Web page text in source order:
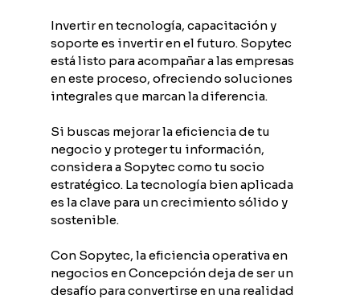
Invertir en tecnología, capacitación y
soporte es invertir en el futuro. Sopytec
está listo para acompañar a las empresas
en este proceso, ofreciendo soluciones
integrales que marcan la diferencia.
Si buscas mejorar la eficiencia de tu
negocio y proteger tu información,
considera a Sopytec como tu socio
estratégico. La tecnología bien aplicada
es la clave para un crecimiento sólido y
sostenible.
Con Sopytec, la eficiencia operativa en
negocios en Concepción deja de ser un
desafío para convertirse en una realidad